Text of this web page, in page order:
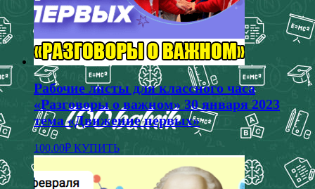
Рабочие листы для классного часа
«Разговоры о важном» 30 января 2023
тема «Движение первых»
100.00₽ КУПИТЬ